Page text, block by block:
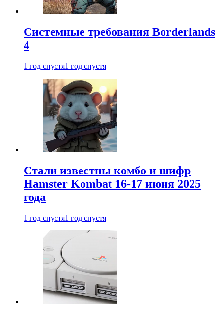
Системные требования Borderlands
4
1 год спустя1 год спустя
Стали известны комбо и шифр
Hamster Kombat 16-17 июня 2025
года
1 год спустя1 год спустя